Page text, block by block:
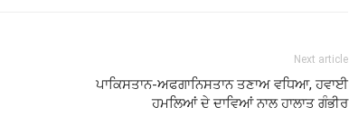
Next article
ਪਾਕਿਸਤਾਨ-ਅਫਗਾਨਿਸਤਾਨ ਤਣਾਅ ਵਧਿਆ, ਹਵਾਈ
ਹਮਲਿਆਂ ਦੇ ਦਾਵਿਆਂ ਨਾਲ ਹਾਲਾਤ ਗੰਭੀਰ